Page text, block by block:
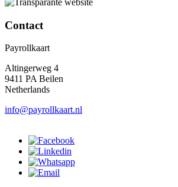
Contact
Payrollkaart
Altingerweg 4
9411 PA Beilen
Netherlands
info@payrollkaart.nl